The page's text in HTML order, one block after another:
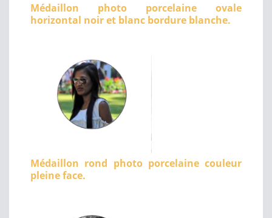
Médaillon photo porcelaine ovale
horizontal noir et blanc bordure blanche.
Médaillon rond photo porcelaine couleur
pleine face.